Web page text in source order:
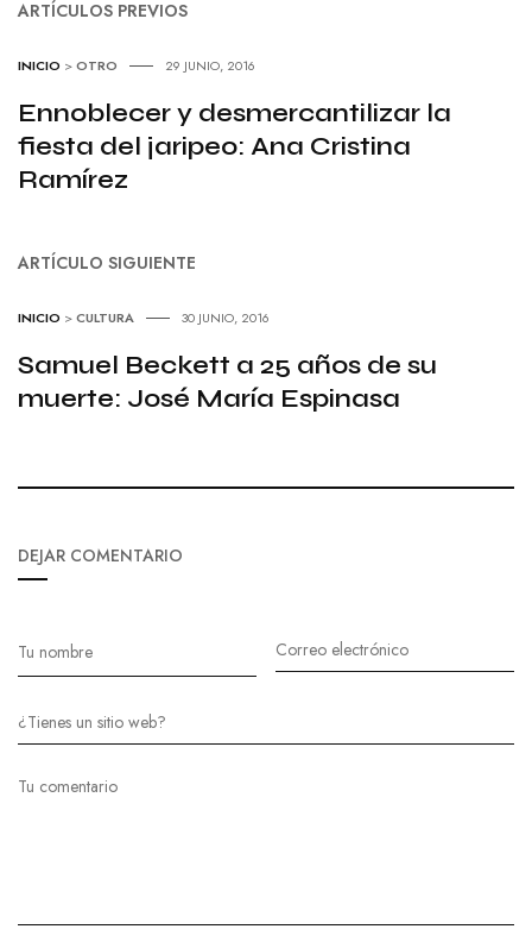
ARTÍCULOS PREVIOS
INICIO >OTRO 29 JUNIO, 2016
Ennoblecer y desmercantilizar la
fiesta del jaripeo: Ana Cristina
Ramírez
ARTÍCULO SIGUIENTE
INICIO >CULTURA 30 JUNIO, 2016
Samuel Beckett a 25 años de su
muerte: José María Espinasa
DEJAR COMENTARIO